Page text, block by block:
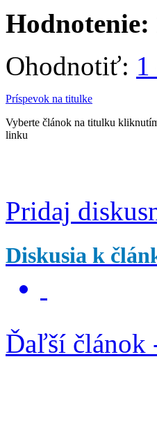
Hodnotenie:
Ohodnotiť:
Príspevok na titulke
Vyberte článok na titulku
linku
Pridaj
Diskusia k
Ďaľší článok